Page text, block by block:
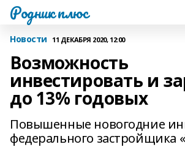
Родник плюс
Новости 11 ДЕКАБРЯ 2020, 12:00
Возможность
инвестировать и
до 13% годовых
Повышенные новогодние
федерального застройщика